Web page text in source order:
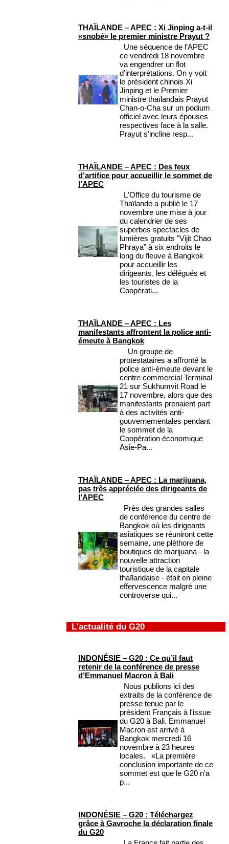
THAÏLANDE – APEC : Xi Jinping a-t-il
«snobé» le premier ministre Prayut ?
Une séquence de l’APEC
ce vendredi 18 novembre
va engendrer un flot
d’interprétations. On y voit
le président chinois Xi
Jinping et le Premier
ministre thaïlandais Prayut
Chan-o-Cha sur un podium
officiel avec leurs épouses
respectives face à la salle.
Prayut s’incline resp...
THAÏLANDE – APEC : Des feux
d’artifice pour accueillir le sommet de
l’APEC
L'Office du tourisme de
Thaïlande a publié le 17
novembre une mise à jour
du calendrier de ses
superbes spectacles de
lumières gratuits "Vijit Chao
Phraya" à six endroits le
long du fleuve à Bangkok
pour accueillir les
dirigeants, les délégués et
les touristes de la
Coopérati...
THAÏLANDE – APEC : Les
manifestants affrontent la police anti-
émeute à Bangkok
Un groupe de
protestataires a affronté la
police anti-émeute devant le
centre commercial Terminal
21 sur Sukhumvit Road le
17 novembre, alors que des
manifestants prenaient part
à des activités anti-
gouvernementales pendant
le sommet de la
Coopération économique
Asie-Pa...
THAÏLANDE – APEC : La marijuana,
pas très appréciée des dirigeants de
l’APEC
Près des grandes salles
de conférence du centre de
Bangkok où les dirigeants
asiatiques se réuniront cette
semaine, une pléthore de
boutiques de marijuana - la
nouvelle attraction
touristique de la capitale
thaïlandaise - était en pleine
effervescence malgré une
controverse qui...
L'actualité du G20
INDONÉSIE – G20 : Ce qu’il faut
retenir de la conférence de presse
d’Emmanuel Macron à Bali
Nous publions ici des
extraits de la conférence de
presse tenue par le
président Français à l'issue
du G20 à Bali. Emmanuel
Macron est arrivé à
Bangkok mercredi 16
novembre à 23 heures
locales. «La première
conclusion importante de ce
sommet est que le G20 n'a
p...
INDONÉSIE – G20 : Téléchargez
grâce à Gavroche la déclaration finale
du G20